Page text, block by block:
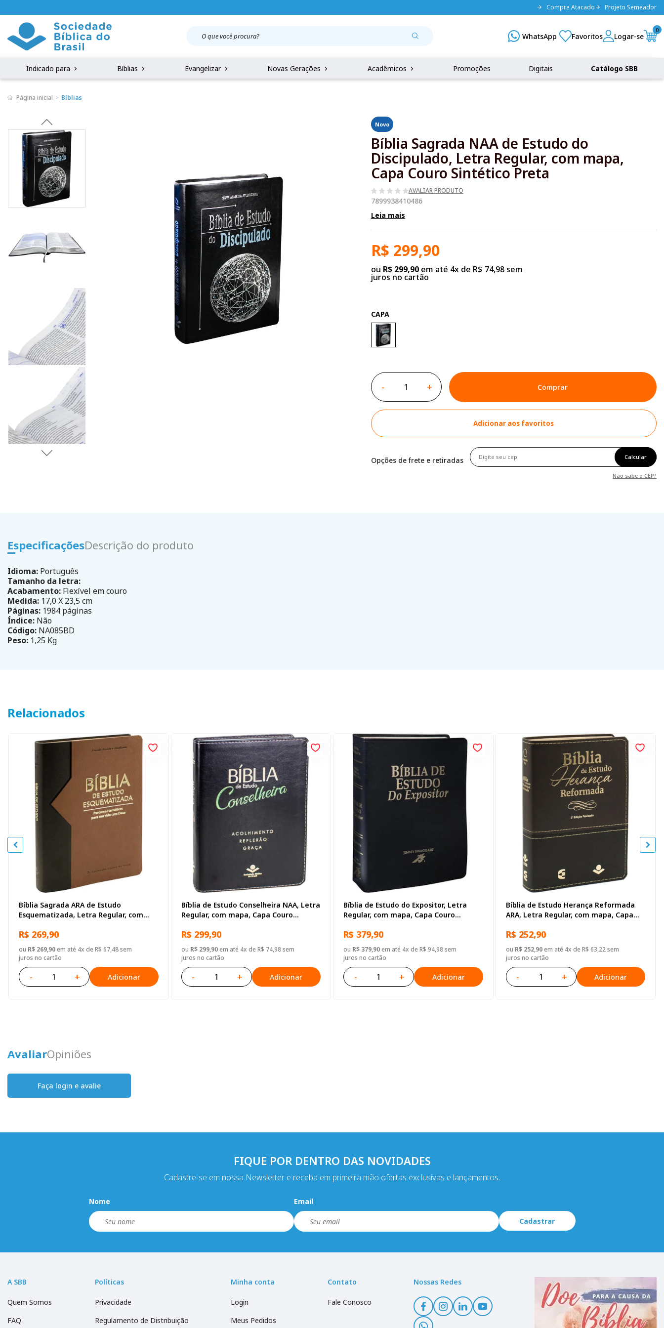
Compre Atacado Projeto Semeador
0
Indicado para Bíblias Evangelizar Novas Gerações Acadêmicos Promoções Digitais Catálogo SBB
Página inicial Bíblias
Novo
Bíblia Sagrada NAA de Estudo do
Discipulado, Letra Regular, com mapa,
Capa Couro Sintético Preta
AVALIAR PRODUTO
7899938410486
Leia mais
R$ 299,90
ou R$ 299,90em até 4x de R$ 74,98 sem
juros no cartão
CAPA
- + Comprar
Adicionar aos favoritos
Opções de frete e retiradas Calcular
Não sabe o CEP?
EspecificaçõesDescrição do produto
Idioma: Português
Tamanho da letra:
Acabamento: Flexível em couro
Medida: 17,0 X 23,5 cm
Páginas: 1984 páginas
Índice: Não
Código: NA085BD
Peso: 1,25 Kg
Relacionados
Bíblia Sagrada ARA de Estudo
Esquematizada, Letra Regular, com
R$ 269,90
ou R$ 269,90em até 4x de R$ 67,48 sem
juros no cartão
- + Adicionar
Bíblia de Estudo Conselheira NAA, Letra
Regular, com mapa, Capa Couro
R$ 299,90
ou R$ 299,90em até 4x de R$ 74,98 sem
juros no cartão
- + Adicionar
Bíblia de Estudo do Expositor, Letra
Regular, com mapa, Capa Couro
R$ 379,90
ou R$ 379,90em até 4x de R$ 94,98 sem
juros no cartão
- + Adicionar
Bíblia de Estudo Herança Reformada
ARA, Letra Regular, com mapa, Capa
R$ 252,90
ou R$ 252,90em até 4x de R$ 63,22 sem
juros no cartão
- + Adicionar
AvaliarOpiniões
Faça login e avalie
FIQUE POR DENTRO DAS NOVIDADES
Cadastre-se em nossa Newsletter e receba em primeira mão ofertas exclusivas e lançamentos.
Nome Email
Cadastrar
A SBB
Quem Somos
FAQ
Políticas
Privacidade
Regulamento de Distribuição
Minha conta
Login
Meus Pedidos
Contato
Fale Conosco
Nossas Redes